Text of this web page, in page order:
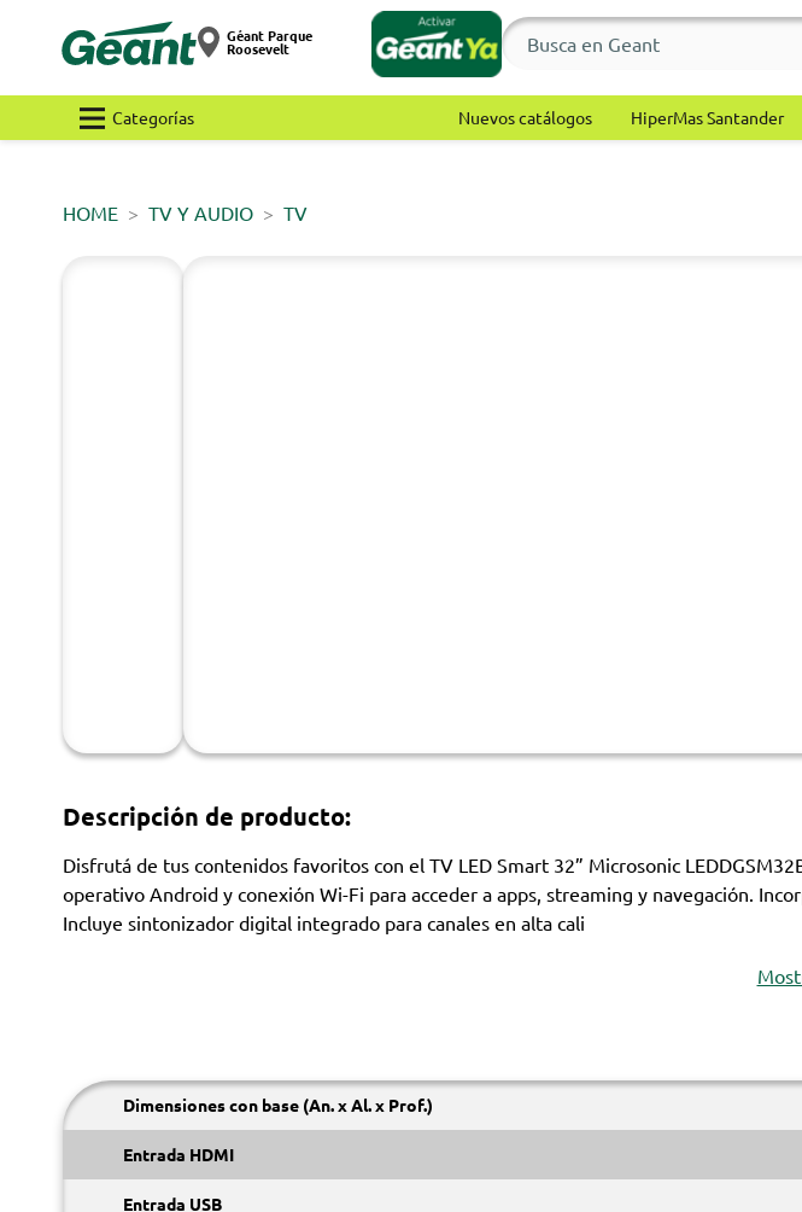
Géant Parque
Roosevelt
Categorías Nuevos catálogos HiperMas Santander
HOME TV Y AUDIO TV
Descripción de producto:
Disfrutá de tus contenidos favoritos con el TV LED Smart 32” Microsonic
operativo Android y conexión Wi-Fi para acceder a apps, streaming y navegación.
Incluye sintonizador digital integrado para canales en alta cali
Dimensiones con base (An. x Al. x Prof.)
Entrada HDMI
Entrada USB